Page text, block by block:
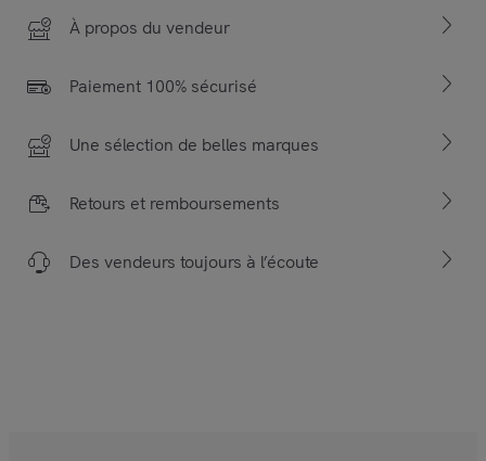
À propos du vendeur
Paiement 100% sécurisé
Une sélection de belles marques
Retours et remboursements
Des vendeurs toujours à l’écoute